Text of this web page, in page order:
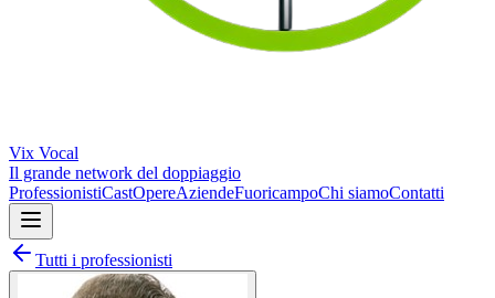
Vix Vocal
Il grande network del doppiaggio
ProfessionistiCastOpereAziendeFuoricampoChi siamoContatti
Tutti i professionisti